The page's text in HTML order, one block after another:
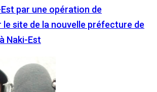
par une opération de
le site de la nouvelle préfecture de
Naki-Est